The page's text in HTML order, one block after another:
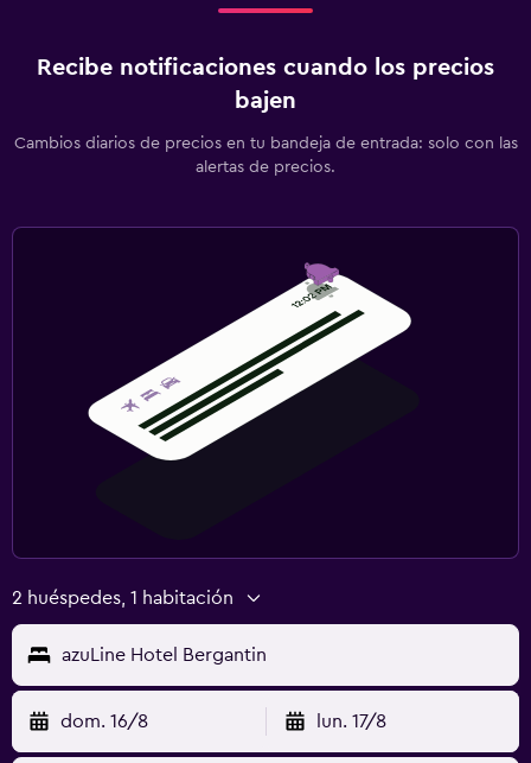
Recibe notificaciones cuando los precios
bajen
Cambios diarios de precios en tu bandeja de entrada: solo con las
alertas de precios.
2 huéspedes, 1 habitación
azuLine Hotel Bergantin
dom. 16/8 lun. 17/8